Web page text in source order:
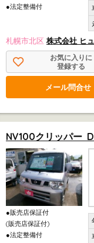
●法定整備付
札幌市北区 株式会社 ヒ
お気に入りに
登録する
メール問合せ
NV100クリッパー
●販売店保証付
(販売店保証付)
●法定整備付